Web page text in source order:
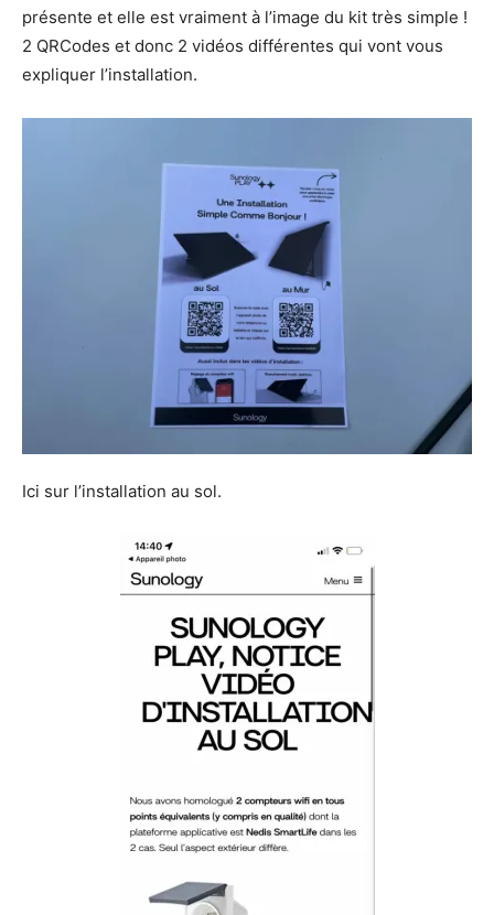
présente et elle est vraiment à l’image du kit très simple !
2 QRCodes et donc 2 vidéos différentes qui vont vous
expliquer l’installation.
Ici sur l’installation au sol.